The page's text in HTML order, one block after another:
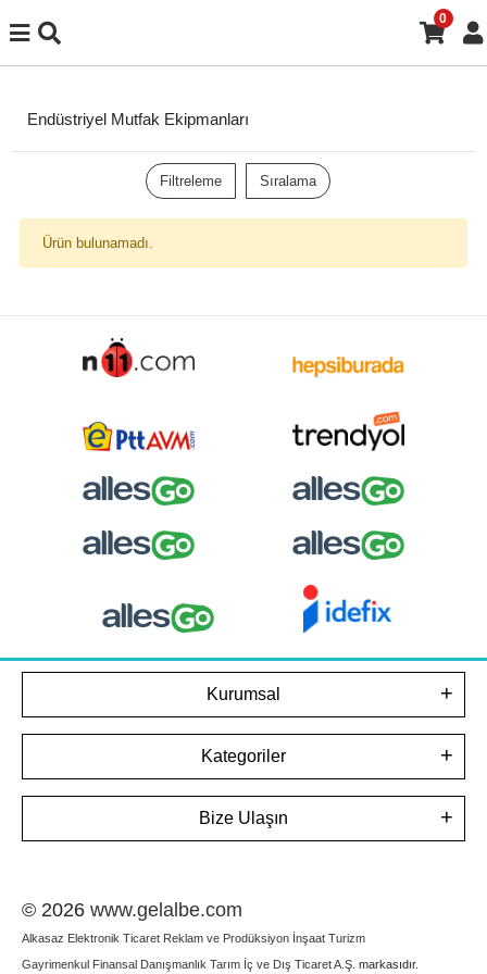
0
Endüstriyel Mutfak Ekipmanları
Filtreleme Sıralama
Ürün bulunamadı.
Kurumsal
Kategoriler
Bize Ulaşın
© 2026 www.gelalbe.com
Alkasaz Elektronik Ticaret Reklam ve Prodüksiyon İnşaat Turizm
Gayrimenkul Finansal Danışmanlık Tarım İç ve Dış Ticaret A.Ş. markasıdır.